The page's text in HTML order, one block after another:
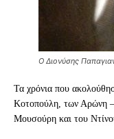
Ο Διονύσης
Τα χρόνια που
Κοτοπούλη, των Αρώνη
Μουσούρη και του